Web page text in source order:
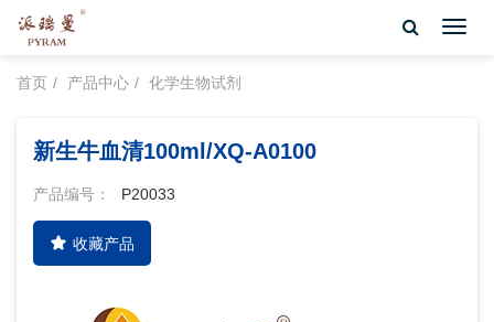
首页
产品中心 化学生物试剂
新生牛血清100ml/XQ-A0100
产品编号： P20033
收藏产品